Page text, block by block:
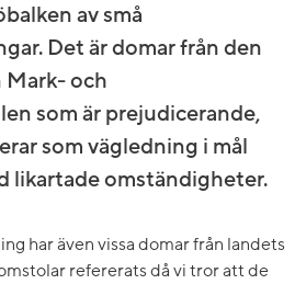
av små
Det är domar från den
Mark- och
som är prejudicerande,
som vägledning i mål
likartade omständigheter.
har även vissa domar från landets
refererats då vi tror att de